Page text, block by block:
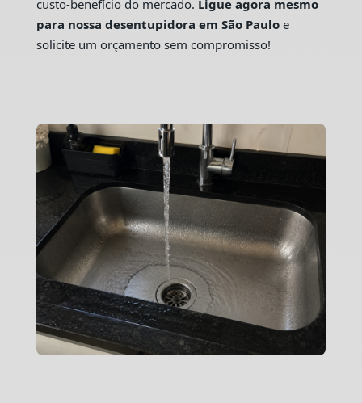
custo-benefício do mercado. Ligue agora mesmo
para nossa desentupidora em São Pauloe
solicite um orçamento sem compromisso!